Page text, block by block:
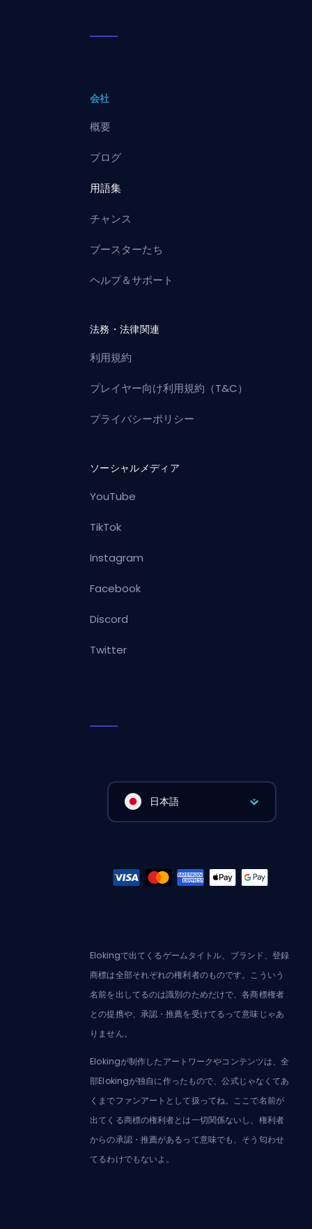
会社
概要
ブログ
用語集
チャンス
ブースターたち
ヘルプ＆サポート
法務・法律関連
利用規約
プレイヤー向け利用規約（T&C）
プライバシーポリシー
ソーシャルメディア
YouTube
TikTok
Instagram
Facebook
Discord
Twitter
日本語
Elokingで出てくるゲームタイトル、ブランド、登録
商標は全部それぞれの権利者のものです。こういう
名前を出してるのは識別のためだけで、各商標権者
との提携や、承認・推薦を受けてるって意味じゃあ
りません。
Elokingが制作したアートワークやコンテンツは、全
部Elokingが独自に作ったもので、公式じゃなくてあ
くまでファンアートとして扱ってね。ここで名前が
出てくる商標の権利者とは一切関係ないし、権利者
からの承認・推薦があるって意味でも、そう匂わせ
てるわけでもないよ。